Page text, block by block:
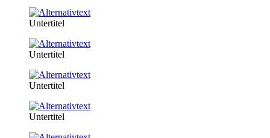
Untertitel
Untertitel
Untertitel
Untertitel